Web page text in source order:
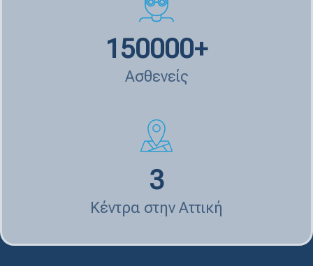
150000+
Ασθενείς
3
Κέντρα στην Αττική